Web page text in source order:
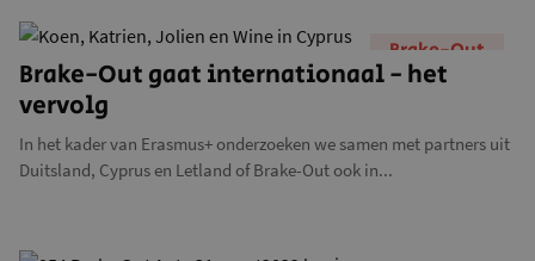
Brake-Out
Brake-Out gaat internationaal - het
vervolg
In het kader van Erasmus+ onderzoeken we samen met partners uit
Duitsland, Cyprus en Letland of Brake-Out ook in...